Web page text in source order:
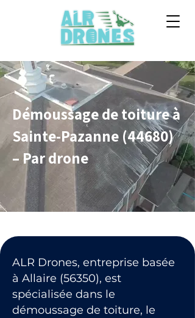
Démoussage de toiture à
Sainte-Pazanne (44680)
– Par drone
ALR Drones, entreprise basée
à Allaire (56350), est
spécialisée dans le
démoussage de toiture, le